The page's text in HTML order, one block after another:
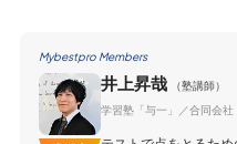
Mybestpro Members
井上昇哉
（塾講師）
学習塾「与一」／合同会